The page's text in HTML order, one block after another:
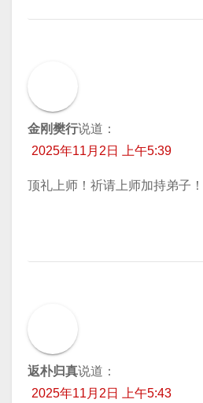
金刚樊行说道：
2025年11月2日 上午5:39
顶礼上师！祈请上师加持弟子
返朴归真说道：
2025年11月2日 上午5:43